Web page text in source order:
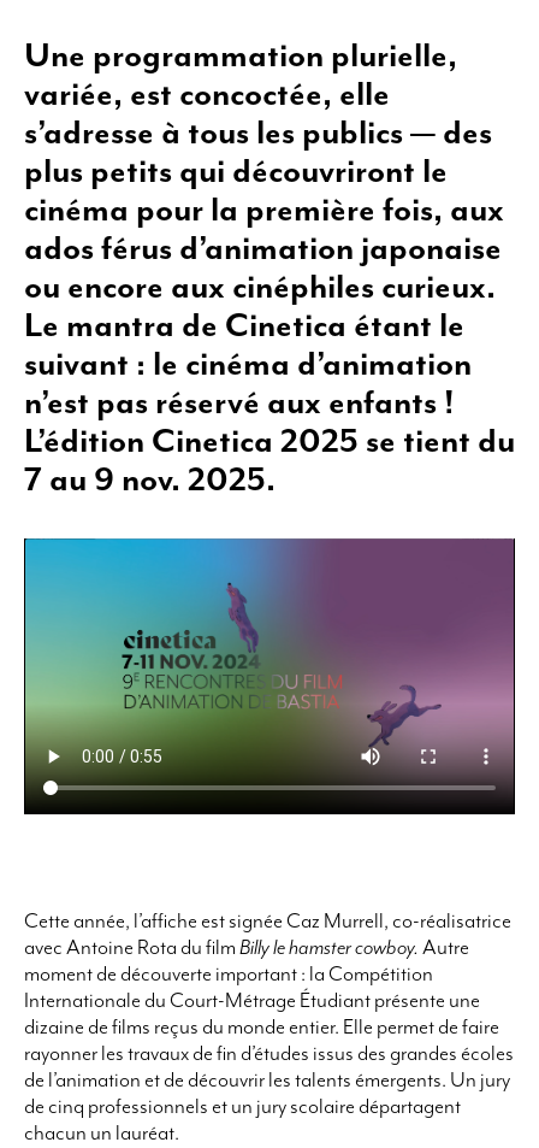
Une programmation plurielle,
variée, est concoctée, elle
s’adresse à tous les publics ­— des
plus petits qui découvriront le
cinéma pour la première fois, aux
ados férus d’animation japonaise
ou encore aux cinéphiles curieux.
Le mantra de Cinetica étant le
suivant : le cinéma d’animation
n’est pas réservé aux enfants !
L’édition Cinetica 2025 se tient du
7 au 9 nov. 2025.
Cette année, l’affiche est signée Caz Murrell, co-réalisatrice
avec Antoine Rota du film Billy le hamster cowboy. Autre
moment de découverte important : la Compétition
Internationale du Court-Métrage Étudiant présente une
dizaine de films reçus du monde entier. Elle permet de faire
rayonner les travaux de fin d’études issus des grandes écoles
de l’animation et de découvrir les talents émergents. Un jury
de cinq professionnels et un jury scolaire départagent
chacun un lauréat.